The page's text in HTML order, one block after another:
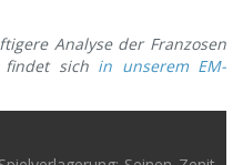
Analyse der Franzosen
findet sich in unserem EM-